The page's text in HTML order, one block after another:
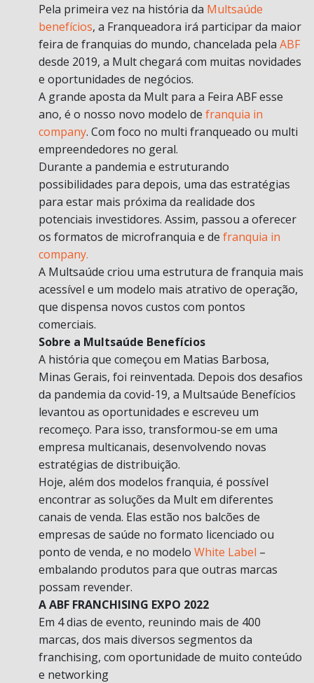
Pela primeira vez na história da Multsaúde
benefícios, a Franqueadora irá participar da maior
feira de franquias do mundo, chancelada pela ABF
desde 2019, a Mult chegará com muitas novidades
e oportunidades de negócios.
A grande aposta da Mult para a Feira ABF esse
ano, é o nosso novo modelo de franquia in
company. Com foco no multi franqueado ou multi
empreendedores no geral.
Durante a pandemia e estruturando
possibilidades para depois, uma das estratégias
para estar mais próxima da realidade dos
potenciais investidores. Assim, passou a oferecer
os formatos de microfranquia e de franquia in
company.
A Multsaúde criou uma estrutura de franquia mais
acessível e um modelo mais atrativo de operação,
que dispensa novos custos com pontos
comerciais.
Sobre a Multsaúde Benefícios
A história que começou em Matias Barbosa,
Minas Gerais, foi reinventada. Depois dos desafios
da pandemia da covid-19, a Multsaúde Benefícios
levantou as oportunidades e escreveu um
recomeço. Para isso, transformou-se em uma
empresa multicanais, desenvolvendo novas
estratégias de distribuição.
Hoje, além dos modelos franquia, é possível
encontrar as soluções da Mult em diferentes
canais de venda. Elas estão nos balcões de
empresas de saúde no formato licenciado ou
ponto de venda, e no modelo White Label –
embalando produtos para que outras marcas
possam revender.
A ABF FRANCHISING EXPO 2022
Em 4 dias de evento, reunindo mais de 400
marcas, dos mais diversos segmentos da
franchising, com oportunidade de muito conteúdo
e networking